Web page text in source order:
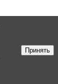
Принять